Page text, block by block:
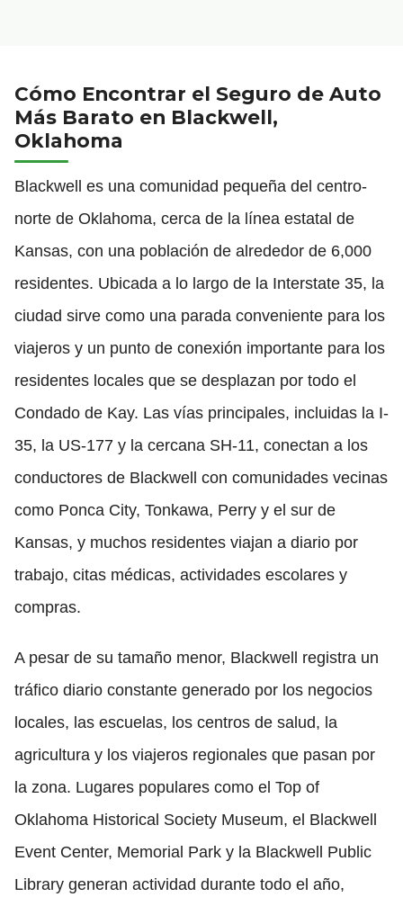
Cómo Encontrar el Seguro de Auto
Más Barato en Blackwell,
Oklahoma
Blackwell es una comunidad pequeña del centro-
norte de Oklahoma, cerca de la línea estatal de
Kansas, con una población de alrededor de 6,000
residentes. Ubicada a lo largo de la Interstate 35, la
ciudad sirve como una parada conveniente para los
viajeros y un punto de conexión importante para los
residentes locales que se desplazan por todo el
Condado de Kay. Las vías principales, incluidas la I-
35, la US-177 y la cercana SH-11, conectan a los
conductores de Blackwell con comunidades vecinas
como Ponca City, Tonkawa, Perry y el sur de
Kansas, y muchos residentes viajan a diario por
trabajo, citas médicas, actividades escolares y
compras.
A pesar de su tamaño menor, Blackwell registra un
tráfico diario constante generado por los negocios
locales, las escuelas, los centros de salud, la
agricultura y los viajeros regionales que pasan por
la zona. Lugares populares como el Top of
Oklahoma Historical Society Museum, el Blackwell
Event Center, Memorial Park y la Blackwell Public
Library generan actividad durante todo el año,